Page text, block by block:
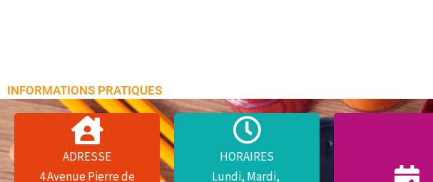
INFORMATIONS PRATIQUES
ADRESSE
4 Avenue Pierre de
02 51 90 20 47
HORAIRES
Lundi, Mardi,
HORAIRES
Lundi, Mardi,